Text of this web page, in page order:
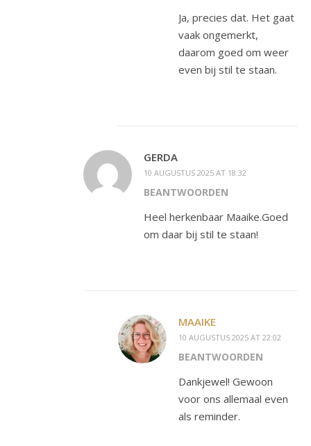
Ja, precies dat. Het gaat
vaak ongemerkt,
daarom goed om weer
even bij stil te staan.
GERDA
10 AUGUSTUS 2025 AT 18:32
BEANTWOORDEN
Heel herkenbaar Maaike.Goed
om daar bij stil te staan!
MAAIKE
10 AUGUSTUS 2025 AT 22:02
BEANTWOORDEN
Dankjewel! Gewoon
voor ons allemaal even
als reminder.